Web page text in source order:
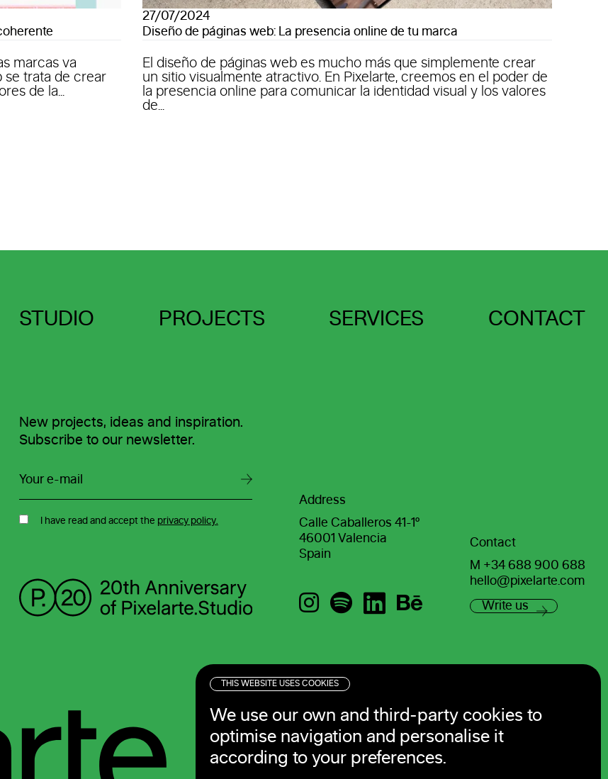
THIS WEBSITE USES COOKIES
We use our own and third-party cookies to
optimise navigation and personalise it
according to your preferences.
marcas va
se trata de crear
de la...
27/07/2024
Diseño de páginas web: La presencia online de tu marca
El diseño de páginas web es mucho más que simplemente crear
un sitio visualmente atractivo. En Pixelarte, creemos en el poder de
la presencia online para comunicar la identidad visual y los valores
de...
STUDIO PROJECTS SERVICES CONTACT
New projects, ideas and inspiration.
Subscribe to our newsletter.
I have read and accept the privacy policy.
Address
Calle Caballeros 41-1º
46001 Valencia
Spain
Contact
M +34 688 900 688
hello@pixelarte.com
Write us